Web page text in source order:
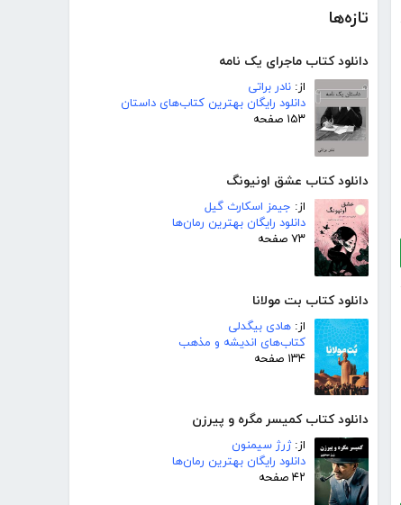
تازه‌ها
دانلود کتاب ماجرای یک نامه
از: نادر براتی
دانلود رایگان بهترین کتاب‌های داستان
۱۵۳ صفحه
دانلود کتاب عشق اونیونگ
از: جیمز اسکارث گیل
دانلود رایگان بهترین رمان‌ها
۷۳ صفحه
دانلود کتاب بت مولانا
از: هادی بیگدلی
کتاب‌های اندیشه و مذهب
۱۳۴ صفحه
دانلود کتاب کمیسر مگره و پیرزن
از:ژرژ سیمنون
دانلود رایگان بهترین رمان‌ها
۴۲ صفحه